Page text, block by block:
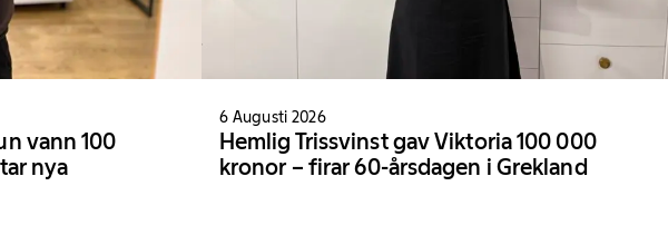
vann 100
nya
6 Augusti 2026
Hemlig Trissvinst gav Viktoria 100 000
kronor – firar 60-årsdagen i Grekland